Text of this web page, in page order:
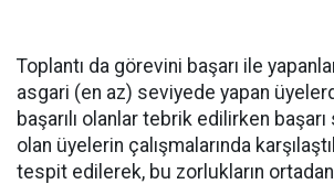
Toplantı da görevini başarı ile
asgari (en az) seviyede yapan
başarılı olanlar tebrik edilirken
olan üyelerin çalışmalarında
tespit edilerek, bu zorlukların ortadan